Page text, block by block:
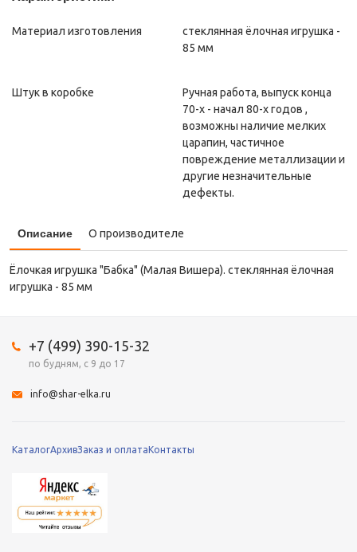
Материал изготовления
стеклянная ёлочная игрушка -
85 мм
Штук в коробке
Ручная работа, выпуск конца
70-х - начал 80-х годов ,
возможны наличие мелких
царапин, частичное
повреждение металлизации и
другие незначительные
дефекты.
Описание О производителе
Ёлочкая игрушка "Бабка" (Малая Вишера). стеклянная ёлочная
игрушка - 85 мм
КаталогАрхивЗаказ и оплатаКонтакты
+7 (499) 390-15-32
по будням, с 9 до 17
info@shar-elka.ru